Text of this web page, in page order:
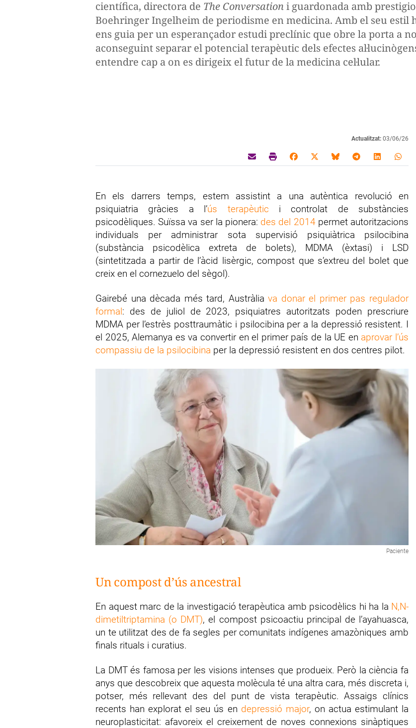
científica, directora de The Conversationi guardonada amb
Boehringer Ingelheim de periodisme en medicina. Amb el seu estil
ens guia per un esperançador estudi preclínic que obre la porta a
aconseguint separar el potencial terapèutic dels efectes
entendre cap a on es dirigeix el futur de la medicina cel·lular.
Actualitzat: 03/06/26
En els darrers temps, estem assistint a una autèntica revolució en
psiquiatria gràcies a l’ús terapèutic i controlat de substàncies
psicodèliques. Suïssa va ser la pionera: des del 2014permet autoritzacions
individuals per administrar sota supervisió psiquiàtrica psilocibina
(substància psicodèlica extreta de bolets), MDMA (èxtasi) i LSD
(sintetitzada a partir de l’àcid lisèrgic, compost que s’extreu del bolet que
creix en el cornezuelo del sègol).
Gairebé una dècada més tard, Austràliava donar el primer pas regulador
formal: des de juliol de 2023, psiquiatres autoritzats poden prescriure
MDMA per l’estrès posttraumàtic i psilocibina per a la depressió resistent. I
el 2025, Alemanya es va convertir en el primer país de la UE en aprovar l’ús
compassiu de la psilocibina per la depressió resistent en dos centres pilot.
Paciente
Un compost d’ús ancestral
En aquest marc de la investigació terapèutica amb psicodèlics hi ha la N,N-
dimetiltriptamina (o DMT), el compost psicoactiu principal de l’ayahuasca,
un te utilitzat des de fa segles per comunitats indígenes amazòniques amb
finals rituals i curatius.
La DMT és famosa per les visions intenses que produeix. Però la ciència fa
anys que descobreix que aquesta molècula té una altra cara, més discreta i,
potser, més rellevant des del punt de vista terapèutic. Assaigs clínics
recents han explorat el seu ús en depressió major, on actua estimulant la
neuroplasticitat: afavoreix el creixement de noves connexions sinàptiques